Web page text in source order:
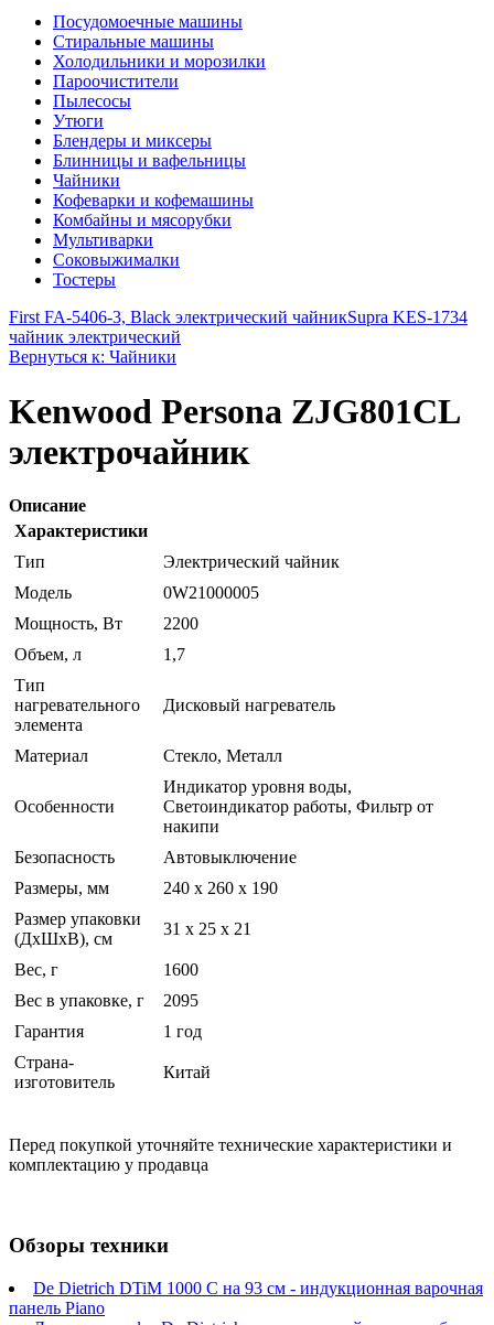
Посудомоечные машины
Стиральные машины
Холодильники и морозилки
Пароочистители
Пылесосы
Утюги
Блендеры и миксеры
Блинницы и вафельницы
Чайники
Кофеварки и кофемашины
Комбайны и мясорубки
Мультиварки
Соковыжималки
Тостеры
First FA-5406-3, Black электрический чайникSupra KES-1734
чайник электрический
Вернуться к: Чайники
Kenwood Persona ZJG801CL
электрочайник
Описание
Характеристики
Тип
Электрический чайник
Модель
0W21000005
Мощность, Вт
2200
Объем, л
1,7
Тип
нагревательного
элемента
Дисковый нагреватель
Материал Стекло, Металл
Особенности
Индикатор уровня воды,
Светоиндикатор работы, Фильтр от
накипи
Безопасность
Автовыключение
Размеры, мм
240 x 260 x 190
Размер упаковки
(ДхШхВ), см
31 x 25 x 21
Вес, г
1600
Вес в упаковке, г
2095
Гарантия
1 год
Страна-
изготовитель
Китай
Перед покупкой уточняйте технические характеристики и
комплектацию у продавца
Обзоры техники
De Dietrich DTiM 1000 C на 93 см - индукционная варочная
панель Piano